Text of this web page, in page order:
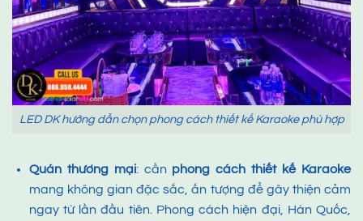
LED DK hướng dẫn chọn phong cách thiết kế Karaoke phù hợp
Quán thương mại: cần phong cách thiết kế Karaoke
mang không gian đặc sắc, ấn tượng để gây thiện cảm
ngay từ lần đầu tiên. Phong cách hiện đại, Hàn Quốc,